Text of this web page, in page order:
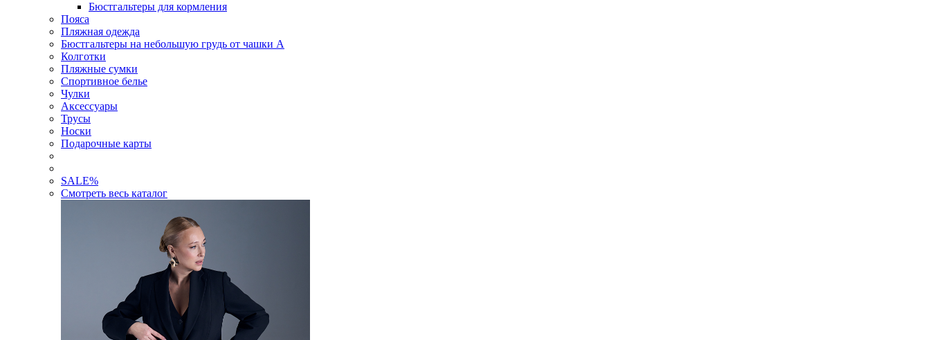
Бюстгальтеры для кормления
Пояса
Пляжная одежда
Бюстгальтеры на небольшую грудь от чашки А
Колготки
Пляжные сумки
Спортивное белье
Чулки
Аксессуары
Трусы
Носки
Подарочные карты
SALE%
Смотреть весь каталог